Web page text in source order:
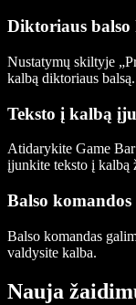
Diktoriaus balso
Nustatymų skiltyje
kalbą diktoriaus balsą.
Teksto į kalbą
Atidarykite Game
įjunkite teksto į kalbą
Balso
Balso komandas
valdysite kalba.
Nauja